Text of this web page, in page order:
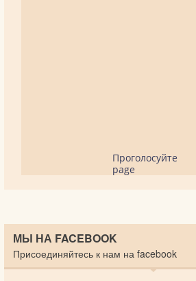
Проголосуйте
page
МЫ НА FACEBOOK
Присоединяйтесь к нам на facebook